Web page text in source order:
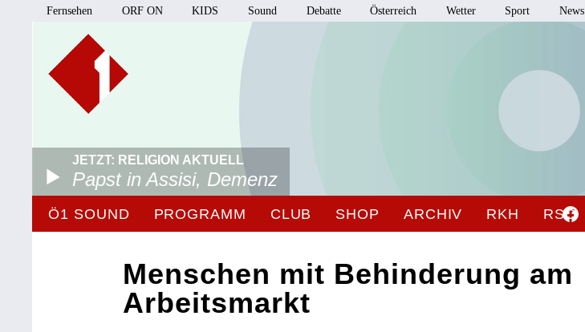
Fernsehen ORF ON KIDS Sound Debatte Österreich Wetter Sport News
JETZT: RELIGION AKTUELL
Papst in Assisi, Demenz
Ö1 SOUND PROGRAMM CLUB SHOP ARCHIV RKH RSO
Menschen mit Behinderung am
Arbeitsmarkt